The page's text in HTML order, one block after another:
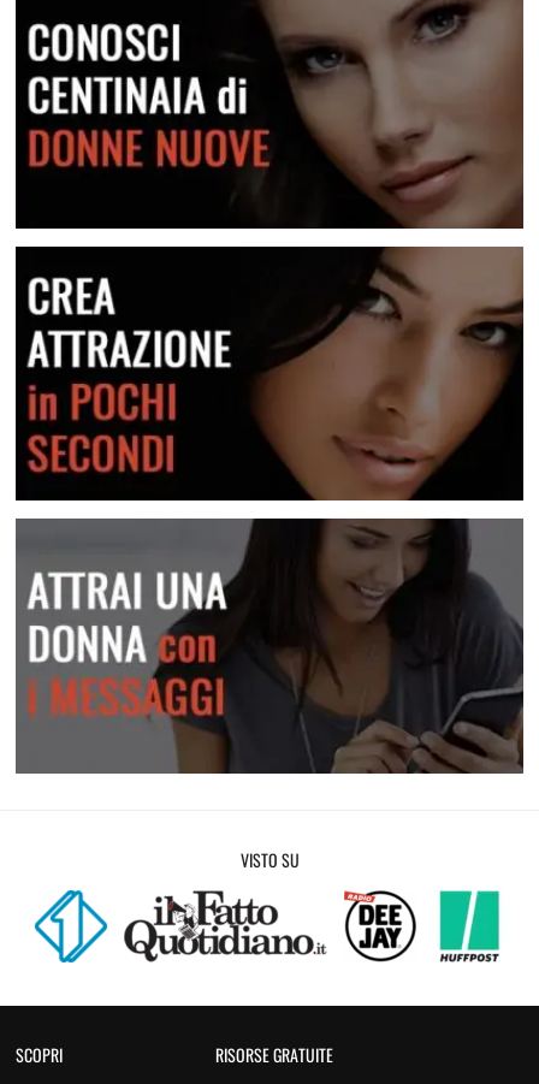
Frasi E Messaggi Per Rimorchiare In Chat
Una raccolta di messaggi per le varie situazioni
Lei Non Risponde Ai Messaggi? Come Risolvere
Scopri come risolvere questa situazione
Conosci centinaia di donne nuove
Crea attrazione in pochi secondi
VISTO SU
SCOPRI RISORSE GRATUITE